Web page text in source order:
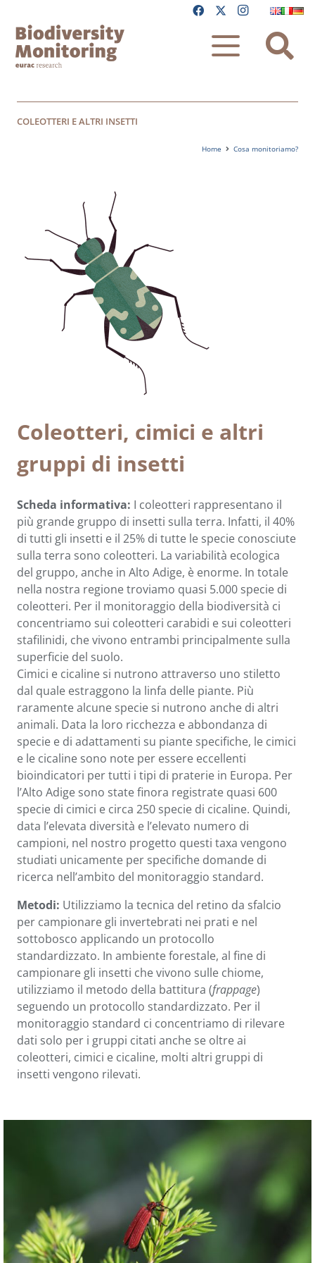
COLEOTTERI E ALTRI INSETTI
Home Cosa monitoriamo?
Coleotteri, cimici e altri
gruppi di insetti
Scheda informativa: I coleotteri rappresentano il
più grande gruppo di insetti sulla terra. Infatti, il 40%
di tutti gli insetti e il 25% di tutte le specie conosciute
sulla terra sono coleotteri. La variabilità ecologica
del gruppo, anche in Alto Adige, è enorme. In totale
nella nostra regione troviamo quasi 5.000 specie di
coleotteri. Per il monitoraggio della biodiversità ci
concentriamo sui coleotteri carabidi e sui coleotteri
stafilinidi, che vivono entrambi principalmente sulla
superficie del suolo.
Cimici e cicaline si nutrono attraverso uno stiletto
dal quale estraggono la linfa delle piante. Più
raramente alcune specie si nutrono anche di altri
animali. Data la loro ricchezza e abbondanza di
specie e di adattamenti su piante specifiche, le cimici
e le cicaline sono note per essere eccellenti
bioindicatori per tutti i tipi di praterie in Europa. Per
l’Alto Adige sono state finora registrate quasi 600
specie di cimici e circa 250 specie di cicaline. Quindi,
data l’elevata diversità e l’elevato numero di
campioni, nel nostro progetto questi taxa vengono
studiati unicamente per specifiche domande di
ricerca nell’ambito del monitoraggio standard.
Metodi: Utilizziamo la tecnica del retino da sfalcio
per campionare gli invertebrati nei prati e nel
sottobosco applicando un protocollo
standardizzato. In ambiente forestale, al fine di
campionare gli insetti che vivono sulle chiome,
utilizziamo il metodo della battitura (frappage)
seguendo un protocollo standardizzato. Per il
monitoraggio standard ci concentriamo di rilevare
dati solo per i gruppi citati anche se oltre ai
coleotteri, cimici e cicaline, molti altri gruppi di
insetti vengono rilevati.